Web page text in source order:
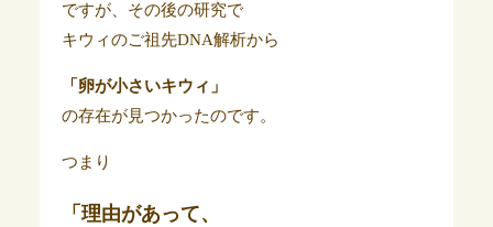
ですが、その後の研究で
キウィのご祖先DNA解析から
「卵が小さいキウィ」
の存在が見つかったのです。
つまり
「理由があって、